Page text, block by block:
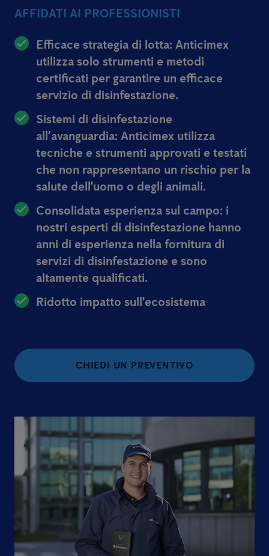
AFFIDATI AI PROFESSIONISTI
Efficace strategia di lotta: Anticimex
utilizza solo strumenti e metodi
certificati per garantire un efficace
servizio di disinfestazione.
Sistemi di disinfestazione
all’avanguardia: Anticimex utilizza
tecniche e strumenti approvati e testati
che non rappresentano un rischio per la
salute dell'uomo o degli animali.
Consolidata esperienza sul campo: i
nostri esperti di disinfestazione hanno
anni di esperienza nella fornitura di
servizi di disinfestazione e sono
altamente qualificati.
Ridotto impatto sull'ecosistema
CHIEDI UN PREVENTIVO